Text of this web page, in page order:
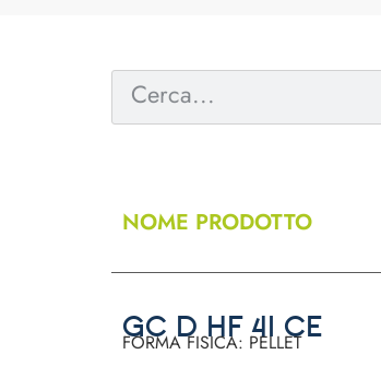
NOME PRODOTTO
GC D HF 41 CE
FORMA FISICA: PELLET